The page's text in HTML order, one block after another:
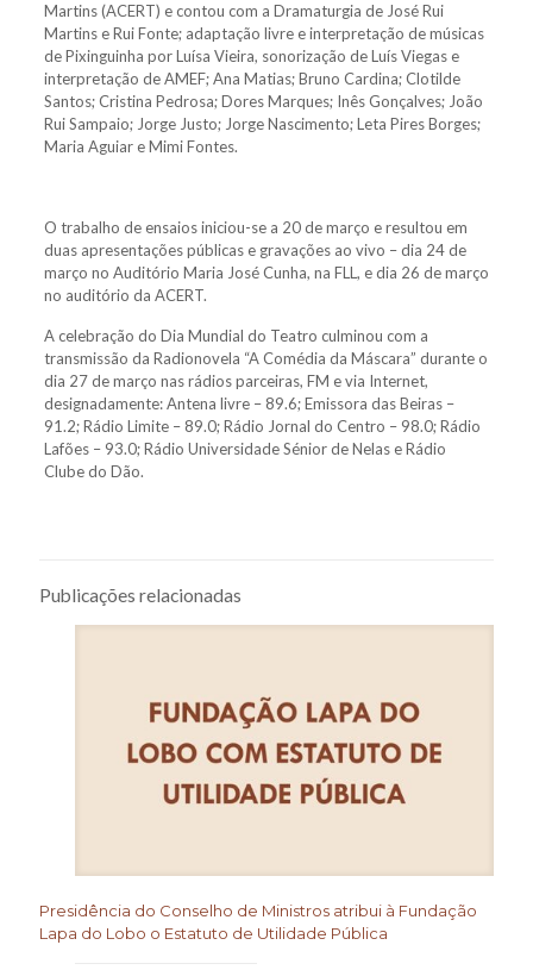
Martins (ACERT) e contou com a Dramaturgia de José Rui
Martins e Rui Fonte; adaptação livre e interpretação de músicas
de Pixinguinha por Luísa Vieira, sonorização de Luís Viegas e
interpretação de AMEF; Ana Matias; Bruno Cardina; Clotilde
Santos; Cristina Pedrosa; Dores Marques; Inês Gonçalves; João
Rui Sampaio; Jorge Justo; Jorge Nascimento; Leta Pires Borges;
Maria Aguiar e Mimi Fontes.
O trabalho de ensaios iniciou-se a 20 de março e resultou em
duas apresentações públicas e gravações ao vivo – dia 24 de
março no Auditório Maria José Cunha, na FLL, e dia 26 de março
no auditório da ACERT.
A celebração do Dia Mundial do Teatro culminou com a
transmissão da Radionovela “A Comédia da Máscara” durante o
dia 27 de março nas rádios parceiras, FM e via Internet,
designadamente: Antena livre – 89.6; Emissora das Beiras –
91.2; Rádio Limite – 89.0; Rádio Jornal do Centro – 98.0; Rádio
Lafões – 93.0; Rádio Universidade Sénior de Nelas e Rádio
Clube do Dão.
Publicações relacionadas
Presidência do Conselho de Ministros atribui à Fundação
Lapa do Lobo o Estatuto de Utilidade Pública